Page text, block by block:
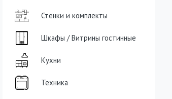
Стенки и комплекты
Шкафы / Витрины гостинные
Кухни
Техника